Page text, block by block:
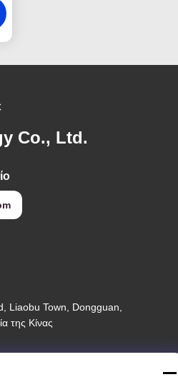
Co., Ltd.
Liaobu Town, Dongguan,
της Κίνας